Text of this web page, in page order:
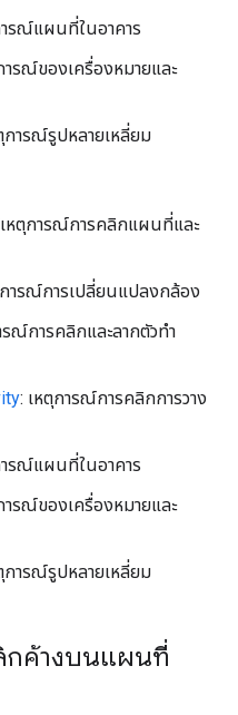
ารณ์แผนที่ในอาคาร
ารณ์ของเครื่องหมายและ
การณ์รูปหลายเหลี่ยม
หตุการณ์การคลิกแผนที่และ
การณ์การเปลี่ยนแปลงกล้อง
รณ์การคลิกและลากตัวทำ
: เหตุการณ์การคลิกการวาง
ารณ์แผนที่ในอาคาร
ารณ์ของเครื่องหมายและ
การณ์รูปหลายเหลี่ยม
กค้างบนแผนที่